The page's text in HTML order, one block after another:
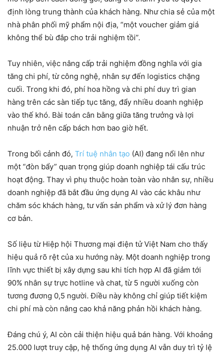
định lòng trung thành của khách hàng. Như chia sẻ của một
nhà phân phối mỹ phẩm nội địa, “một voucher giảm giá
không thể bù đắp cho trải nghiệm tồi”.
Tuy nhiên, việc nâng cấp trải nghiệm đồng nghĩa với gia
tăng chi phí, từ công nghệ, nhân sự đến logistics chặng
cuối. Trong khi đó, phí hoa hồng và chi phí duy trì gian
hàng trên các sàn tiếp tục tăng, đẩy nhiều doanh nghiệp
vào thế khó. Bài toán cân bằng giữa tăng trưởng và lợi
nhuận trở nên cấp bách hơn bao giờ hết.
Trong bối cảnh đó, Trí tuệ nhân tạo (AI) đang nổi lên như
một “đòn bẩy” quan trọng giúp doanh nghiệp tái cấu trúc
hoạt động. Thay vì phụ thuộc hoàn toàn vào nhân sự, nhiều
doanh nghiệp đã bắt đầu ứng dụng AI vào các khâu như
chăm sóc khách hàng, tư vấn sản phẩm và xử lý đơn hàng
cơ bản.
Số liệu từ Hiệp hội Thương mại điện tử Việt Nam cho thấy
hiệu quả rõ rệt của xu hướng này. Một doanh nghiệp trong
lĩnh vực thiết bị xây dựng sau khi tích hợp AI đã giảm tới
90% nhân sự trực hotline và chat, từ 5 người xuống còn
tương đương 0,5 người. Điều này không chỉ giúp tiết kiệm
chi phí mà còn nâng cao khả năng phản hồi khách hàng.
Đáng chú ý, AI còn cải thiện hiệu quả bán hàng. Với khoảng
25.000 lượt truy cập, hệ thống ứng dụng AI vẫn duy trì tỷ lệ